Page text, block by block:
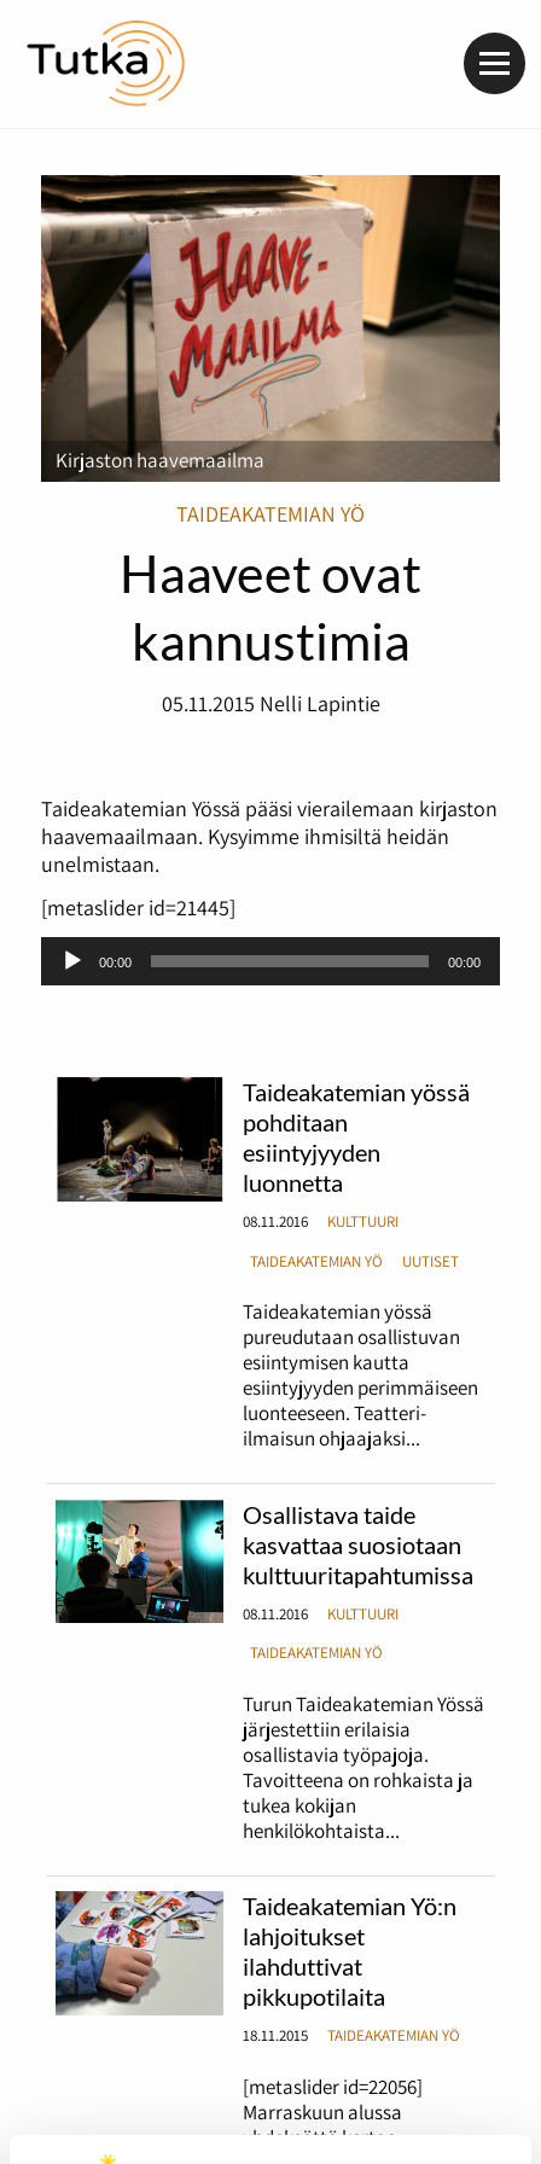
Kirjaston haavemaailma
TAIDEAKATEMIAN YÖ
Haaveet ovat
kannustimia
05.11.2015 Nelli Lapintie
Taideakatemian Yössä pääsi vierailemaan kirjaston
haavemaailmaan. Kysyimme ihmisiltä heidän
unelmistaan.
[metaslider id=21445]
Äänitoistin
00:00 00:00
Taideakatemian yössä
pohditaan
esiintyjyyden
luonnetta
08.11.2016
KULTTUURI
TAIDEAKATEMIAN YÖ
UUTISET
Taideakatemian yössä
pureudutaan osallistuvan
esiintymisen kautta
esiintyjyyden perimmäiseen
luonteeseen. Teatteri-
ilmaisun ohjaajaksi...
Osallistava taide
kasvattaa suosiotaan
kulttuuritapahtumissa
08.11.2016
KULTTUURI
TAIDEAKATEMIAN YÖ
Turun Taideakatemian Yössä
järjestettiin erilaisia
osallistavia työpajoja.
Tavoitteena on rohkaista ja
tukea kokijan
henkilökohtaista...
Taideakatemian Yö:n
lahjoitukset
ilahduttivat
pikkupotilaita
18.11.2015 TAIDEAKATEMIAN YÖ
[metaslider id=22056]
Marraskuun alussa
yhdeksättä kertaa